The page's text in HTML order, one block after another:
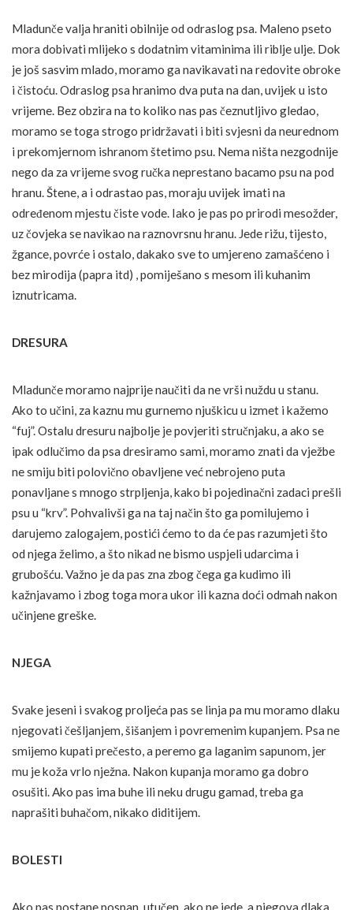
Mladunče valja hraniti obilnije od odraslog psa. Maleno pseto
mora dobivati mlijeko s dodatnim vitaminima ili riblje ulje. Dok
je još sasvim mlado, moramo ga navikavati na redovite obroke
i čistoću. Odraslog psa hranimo dva puta na dan, uvijek u isto
vrijeme. Bez obzira na to koliko nas pas čeznutljivo gledao,
moramo se toga strogo pridržavati i biti svjesni da neurednom
i prekomjernom ishranom štetimo psu. Nema ništa nezgodnije
nego da za vrijeme svog ručka neprestano bacamo psu na pod
hranu. Štene, a i odrastao pas, moraju uvijek imati na
određenom mjestu čiste vode. Iako je pas po prirodi mesožder,
uz čovjeka se navikao na raznovrsnu hranu. Jede rižu, tijesto,
žgance, povrće i ostalo, dakako sve to umjereno zamašćeno i
bez mirodija (papra itd) , pomiješano s mesom ili kuhanim
iznutricama.
DRESURA
Mladunče moramo najprije naučiti da ne vrši nuždu u stanu.
Ako to učini, za kaznu mu gurnemo njuškicu u izmet i kažemo
“fuj”. Ostalu dresuru najbolje je povjeriti stručnjaku, a ako se
ipak odlučimo da psa dresiramo sami, moramo znati da vježbe
ne smiju biti polovično obavljene već nebrojeno puta
ponavljane s mnogo strpljenja, kako bi pojedinačni zadaci prešli
psu u “krv”. Pohvalivši ga na taj način što ga pomilujemo i
darujemo zalogajem, postići ćemo to da će pas razumjeti što
od njega želimo, a što nikad ne bismo uspjeli udarcima i
grubošću. Važno je da pas zna zbog čega ga kudimo ili
kažnjavamo i zbog toga mora ukor ili kazna doći odmah nakon
učinjene greške.
NJEGA
Svake jeseni i svakog proljeća pas se linja pa mu moramo dlaku
njegovati češljanjem, šišanjem i povremenim kupanjem. Psa ne
smijemo kupati prečesto, a peremo ga laganim sapunom, jer
mu je koža vrlo nježna. Nakon kupanja moramo ga dobro
osušiti. Ako pas ima buhe ili neku drugu gamad, treba ga
naprašiti buhačom, nikako diditijem.
BOLESTI
Ako pas postane pospan, utučen, ako ne jede, a njegova dlaka